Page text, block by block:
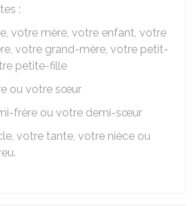
:
votre mère, votre enfant, votre
votre grand-mère, votre petit-
petite-fille
ou votre sœur
frère ou votre demi-sœur
votre tante, votre nièce ou